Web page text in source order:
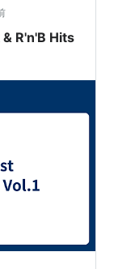
R'n'B Hits